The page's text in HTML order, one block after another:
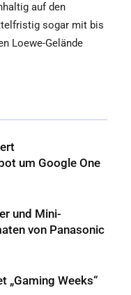
auf den
sogar mit bis
Loewe-Gelände
um Google One
und Mini-
von Panasonic
„Gaming Weeks“